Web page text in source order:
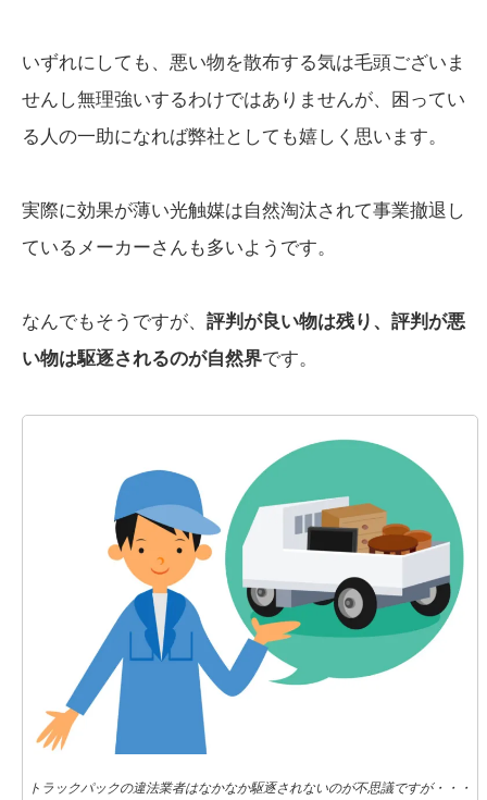
いずれにしても、悪い物を散布する気は毛頭ございま
せんし無理強いするわけではありませんが、困ってい
る人の一助になれば弊社としても嬉しく思います。
実際に効果が薄い光触媒は自然淘汰されて事業撤退し
ているメーカーさんも多いようです。
なんでもそうですが、 評判が良い物は残り、評判が悪
い物は駆逐されるのが自然界です。
トラックパックの違法業者はなかなか駆逐されないのが不思議ですが・・・